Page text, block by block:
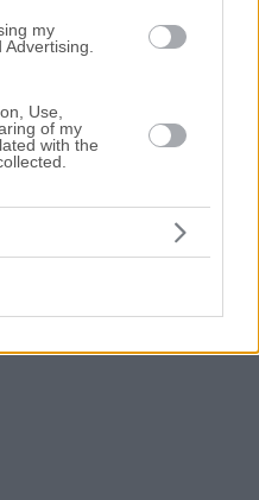
my
Use,
of my
with the
τα φίλτρα
τα ακίνητα και να
ανάγκες σας.
|Πλειστηριασμοί